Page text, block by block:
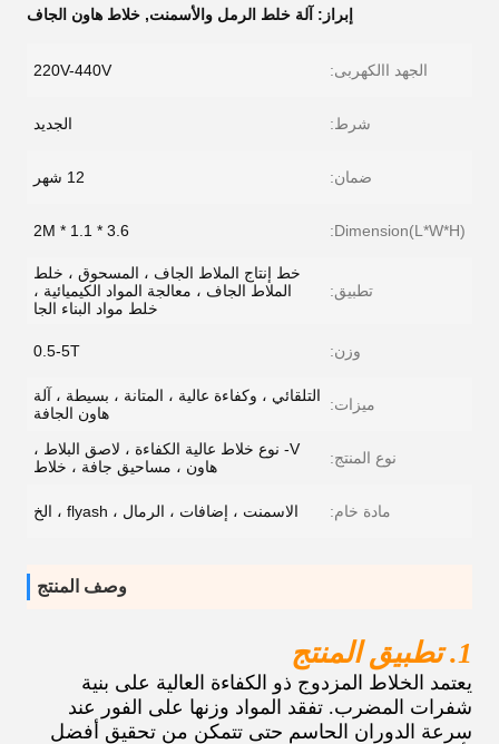
إبراز: آلة خلط الرمل والأسمنت, خلاط هاون الجاف
الجهد االكهربى: 220V-440V
شرط: الجديد
ضمان: 12 شهر
Dimension(L*W*H):
3.6 * 1.1 * 2M
تطبيق:
خط إنتاج الملاط الجاف ، المسحوق ، خلط
الملاط الجاف ، معالجة المواد الكيميائية ،
خلط مواد البناء الجا
وزن: 0.5-5T
ميزات:
التلقائي ، وكفاءة عالية ، المتانة ، بسيطة ، آلة
هاون الجافة
نوع المنتج:
V- نوع خلاط عالية الكفاءة ، لاصق البلاط ،
هاون ، مساحيق جافة ، خلاط
مادة خام: الاسمنت ، إضافات ، الرمال ، flyash ، الخ
وصف المنتج
1. تطبيق المنتج
يعتمد الخلاط المزدوج ذو الكفاءة العالية على بنية
شفرات المضرب. تفقد المواد وزنها على الفور عند
سرعة الدوران الحاسم حتى تتمكن من تحقيق أفضل